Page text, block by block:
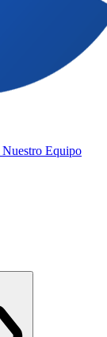
Nuestro Equipo